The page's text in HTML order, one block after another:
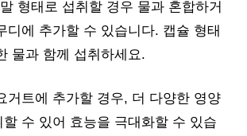
형태로 섭취할 경우 물과 혼합하거
디에 추가할 수 있습니다. 캡슐 형태
물과 함께 섭취하세요.
거트에 추가할 경우, 더 다양한 영양
수 있어 효능을 극대화할 수 있습